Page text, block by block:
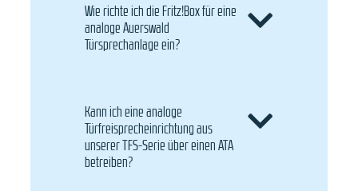
Wie richte ich die Fritz!Box für eine
analoge Auerswald
Türsprechanlage ein?
Kann ich eine analoge
Türfreisprecheinrichtung aus
unserer TFS-Serie über einen ATA
betreiben?